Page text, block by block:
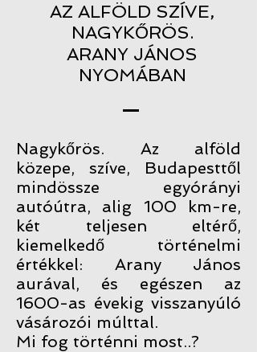
AZ ALFÖLD SZÍVE,
NAGYKŐRÖS.
ARANY JÁNOS
NYOMÁBAN
Nagykőrös. Az alföld
közepe, szíve, Budapesttől
mindössze egyórányi
autóútra, alig 100 km-re,
két teljesen eltérő,
kiemelkedő történelmi
értékkel: Arany János
aurával, és egészen az
1600-as évekig visszanyúló
vásározói múlttal.
Mi fog történni most..?